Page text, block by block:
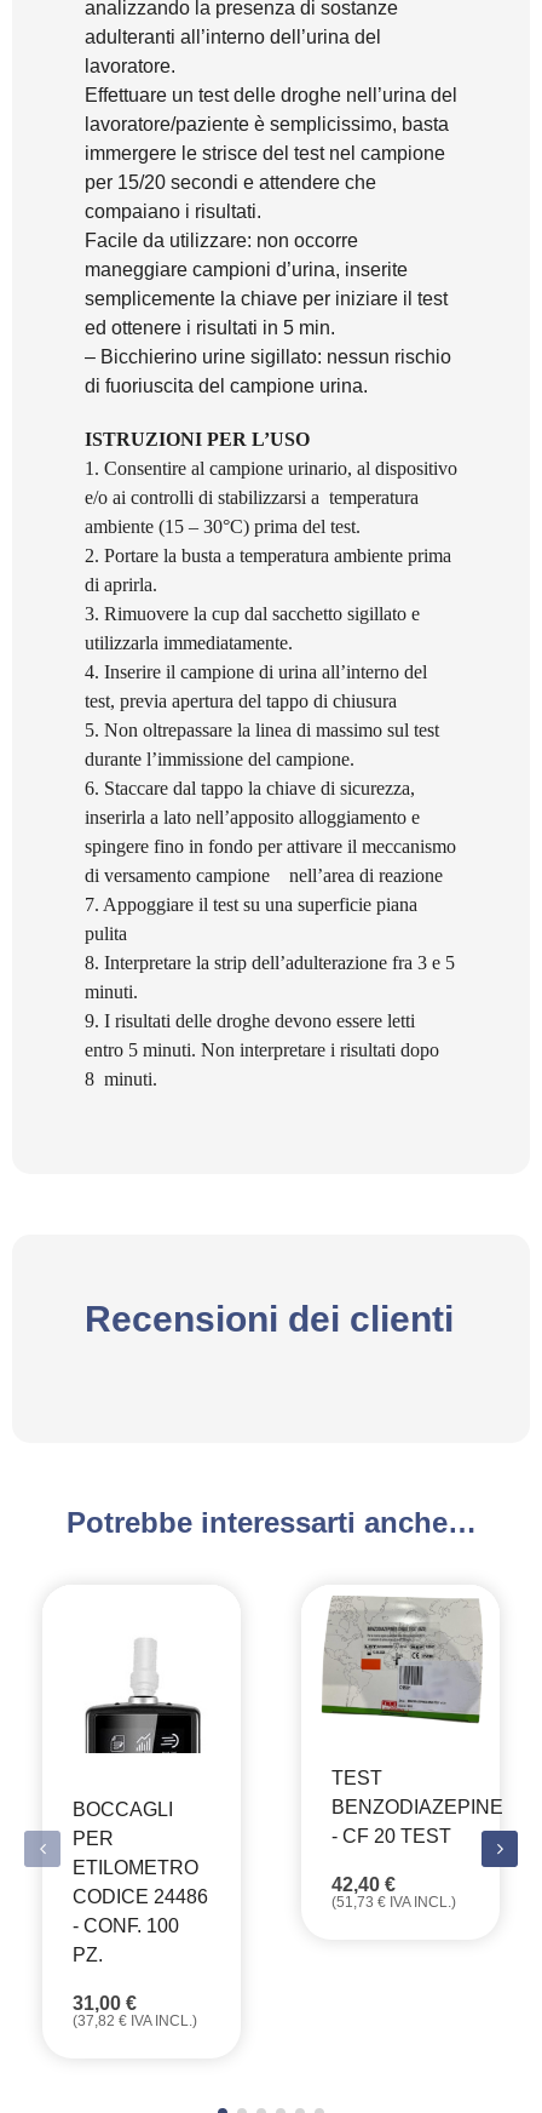
analizzando la presenza di sostanze
adulteranti all’interno dell’urina del
lavoratore.
Effettuare un test delle droghe nell’urina del
lavoratore/paziente è semplicissimo, basta
immergere le strisce del test nel campione
per 15/20 secondi e attendere che
compaiano i risultati.
Facile da utilizzare: non occorre
maneggiare campioni d’urina, inserite
semplicemente la chiave per iniziare il test
ed ottenere i risultati in 5 min.
– Bicchierino urine sigillato: nessun rischio
di fuoriuscita del campione urina.
ISTRUZIONI PER L’USO
1. Consentire al campione urinario, al dispositivo
e/o ai controlli di stabilizzarsi a temperatura
ambiente (15 – 30°C) prima del test.
2. Portare la busta a temperatura ambiente prima
di aprirla.
3. Rimuovere la cup dal sacchetto sigillato e
utilizzarla immediatamente.
4. Inserire il campione di urina all’interno del
test, previa apertura del tappo di chiusura
5. Non oltrepassare la linea di massimo sul test
durante l’immissione del campione.
6. Staccare dal tappo la chiave di sicurezza,
inserirla a lato nell’apposito alloggiamento e
spingere fino in fondo per attivare il meccanismo
di versamento campione nell’area di reazione
7. Appoggiare il test su una superficie piana
pulita
8. Interpretare la strip dell’adulterazione fra 3 e 5
minuti.
9. I risultati delle droghe devono essere letti
entro 5 minuti. Non interpretare i risultati dopo
8 minuti.
Recensioni dei clienti
Potrebbe interessarti anche…
BOCCAGLI
PER
ETILOMETRO
CODICE 24486
- CONF. 100
PZ.
31,00 €
(37,82 € IVA INCL.)
TEST
BENZODIAZEPINE
- CF 20 TEST
42,40 €
(51,73 € IVA INCL.)